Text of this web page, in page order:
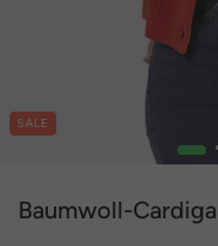
SALE
1
Baumwoll-